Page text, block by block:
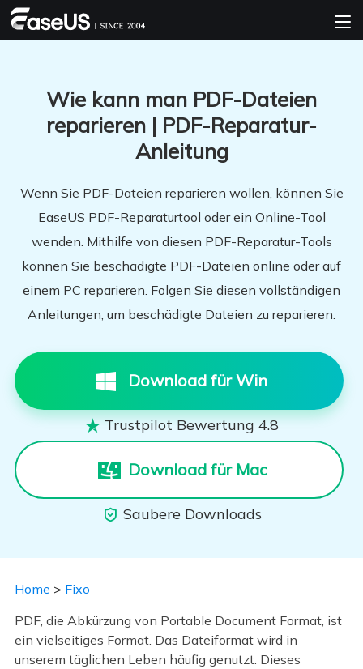
Wie kann man PDF-Dateien
reparieren | PDF-Reparatur-
Anleitung
Wenn Sie PDF-Dateien reparieren wollen, können Sie
EaseUS PDF-Reparaturtool oder ein Online-Tool
wenden. Mithilfe von diesen PDF-Reparatur-Tools
können Sie beschädigte PDF-Dateien online oder auf
einem PC reparieren. Folgen Sie diesen vollständigen
Anleitungen, um beschädigte Dateien zu reparieren.
Download für Win
 Trustpilot Bewertung 4.8
Download für Mac
 Saubere Downloads
Home > Fixo
PDF, die Abkürzung von Portable Document Format, ist
ein vielseitiges Format. Das Dateiformat wird in
unserem täglichen Leben häufig genutzt. Dieses